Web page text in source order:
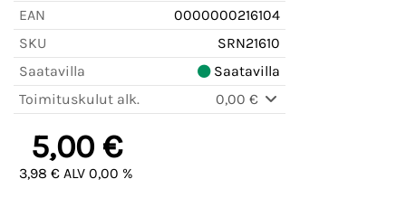
EAN
0000000216104
SKU
SRN21610
Saatavilla
Saatavilla
Toimituskulut alk.
0,00 €
5,00 €
3,98 € ALV 0,00 %